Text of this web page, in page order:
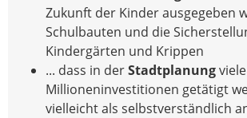
Zukunft der Kinder ausgegeben
Schulbauten und die
Kindergärten und Krippen
... dass in derStadtplanungviele
Millioneninvestitionen getätigt
vielleicht als selbstverständlich